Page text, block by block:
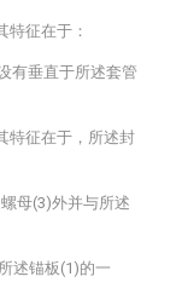
特征在于：
有垂直于所述套管
特征在于，所述封
母(3)外并与所述
述锚板(1)的一